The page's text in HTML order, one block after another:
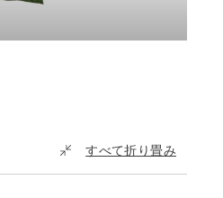
すべて折り畳み